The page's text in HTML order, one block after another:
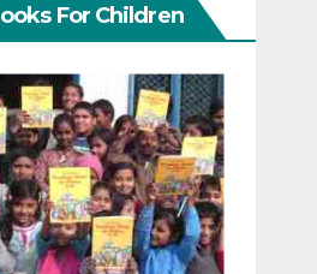
For Children